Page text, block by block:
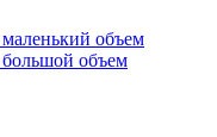
объем
объем